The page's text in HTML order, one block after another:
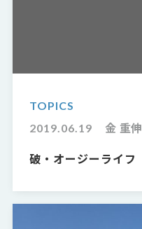
TOPICS
2019.06.19
金 重伸
破・オージーライフ